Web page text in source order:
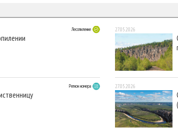
Лесопиление
Регион номера
27.05.2026
27.05.2026